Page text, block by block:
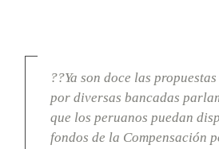
??Ya son doce las
por diversas bancadas
que los peruanos puedan
fondos de la Compensación